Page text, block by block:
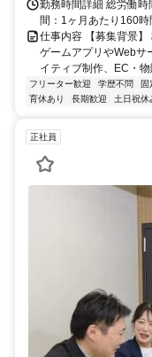
勤務時間詳細 総労働
間：1ヶ月あたり160
仕事内容 【募集背景】
ゲームアプリやWebサ
イティブ制作、EC・
フリーター歓迎 学歴不問 固
育休あり
長期歓迎 土日祝休
正社員